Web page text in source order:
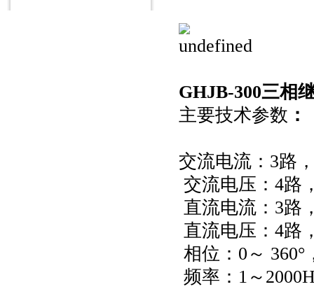
GHJB-300三相
主要技术参数 ：
交流电流：3路
交流电压：4路
直流电流：3路
直流电压：4路
相位：0～ 360°
频率：1～